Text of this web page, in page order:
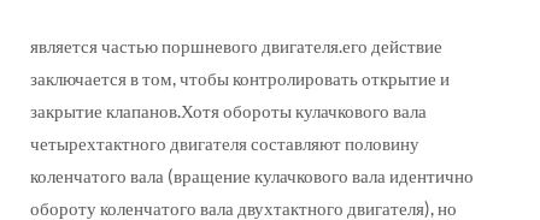
является частью поршневого двигателя.его действие
заключается в том, чтобы контролировать открытие и
закрытие клапанов.Хотя обороты кулачкового вала
четырехтактного двигателя составляют половину
коленчатого вала (вращение кулачкового вала идентично
обороту коленчатого вала двухтактного двигателя), но